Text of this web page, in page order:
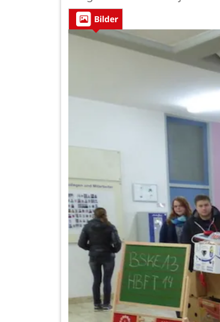
Bilder